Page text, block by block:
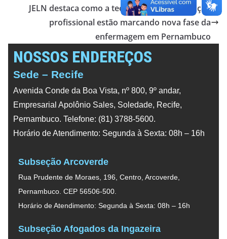
JELN destaca como a tecnologia e a valorização
profissional estão marcando nova fase da
enfermagem em Pernambuco
NOSSOS ENDEREÇOS
Sede – Recife
Avenida Conde da Boa Vista, nº 800, 9º andar,
Empresarial Apolônio Sales, Soledade, Recife,
Pernambuco. Telefone: (81) 3788-5600.
Horário de Atendimento: Segunda à Sexta: 08h – 16h
Subseção Arcoverde
Rua Prudente de Moraes, 196, Centro, Arcoverde,
Pernambuco. CEP 56506-500.
Horário de Atendimento: Segunda à Sexta: 08h – 16h
Subseção Afogados da Ingazeira